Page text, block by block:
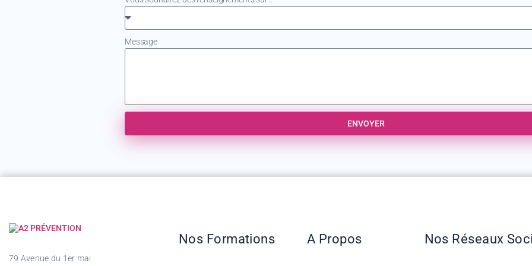
Message
ENVOYER
79 Avenue du 1er mai
Nos Formations A Propos Nos Réseaux